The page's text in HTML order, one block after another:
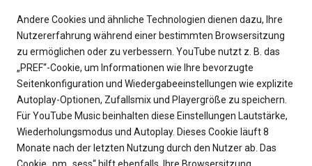
Andere Cookies und ähnliche Technologien dienen dazu, Ihre
Nutzererfahrung während einer bestimmten Browsersitzung
zu ermöglichen oder zu verbessern. YouTube nutzt z. B. das
„PREF“-Cookie, um Informationen wie Ihre bevorzugte
Seitenkonfiguration und Wiedergabeeinstellungen wie explizite
Autoplay-Optionen, Zufallsmix und Playergröße zu speichern.
Für YouTube Music beinhalten diese Einstellungen Lautstärke,
Wiederholungsmodus und Autoplay. Dieses Cookie läuft 8
Monate nach der letzten Nutzung durch den Nutzer ab. Das